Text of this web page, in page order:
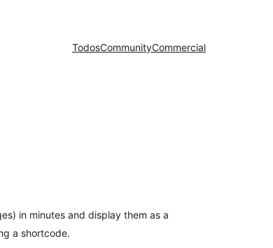
TodosCommunityCommercial
in minutes and display them as a
a shortcode.